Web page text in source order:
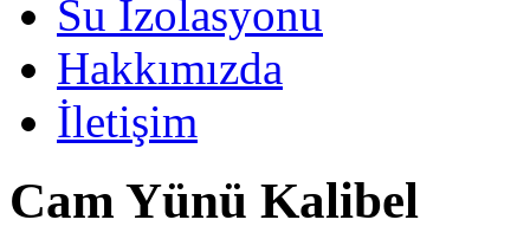
Su İzolasyonu
Hakkımızda
İletişim
Cam Yünü Kalibel